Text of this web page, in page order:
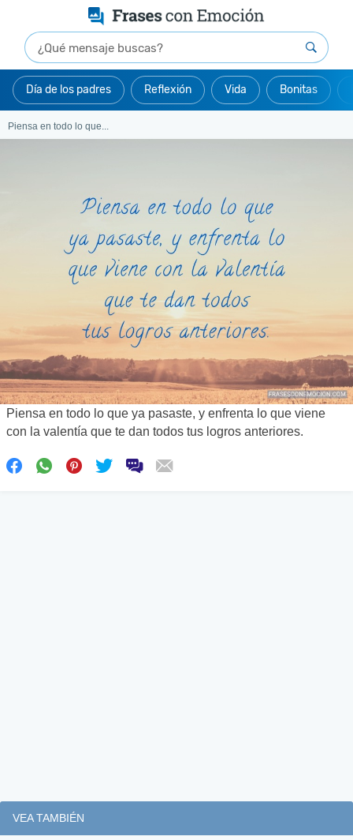
Día de los padres Reflexión Vida Bonitas
Piensa en todo lo que...
Piensa en todo lo que ya pasaste, y enfrenta lo que viene
con la valentía que te dan todos tus logros anteriores.
VEA TAMBIÉN